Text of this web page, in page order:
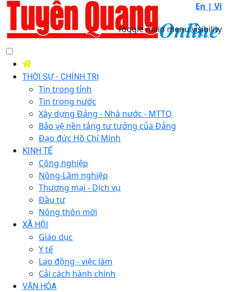
En | Vi
Toggle main menu visibility
THỜI SỰ - CHÍNH TRỊ
Tin trong tỉnh
Tin trong nước
Xây dựng Đảng - Nhà nước - MTTQ
Bảo vệ nền tảng tư tưởng của Đảng
Đạo đức Hồ Chí Minh
KINH TẾ
Công nghiệp
Nông-Lâm nghiệp
Thương mại - Dịch vụ
Đầu tư
Nông thôn mới
XÃ HỘI
Giáo dục
Y tế
Lao động - việc làm
Cải cách hành chính
VĂN HÓA